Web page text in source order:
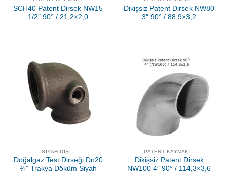
SCH40 Patent Dirsek NW15
1/2″ 90° / 21,2×2,0
Dikişsiz Patent Dirsek NW80
3″ 90° / 88,9×3,2
SIYAH DIŞLI
Doğalgaz Test Dirseği Dn20
¾” Trakya Döküm Siyah
PATENT KAYNAKLI
Dikişsiz Patent Dirsek
NW100 4″ 90° / 114,3×3,6